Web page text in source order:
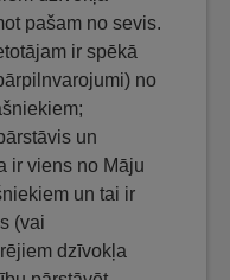
pašam no sevis.
ir spēkā
no
un
ir viens no Māju
un tai ir
(vai
dzīvokļa